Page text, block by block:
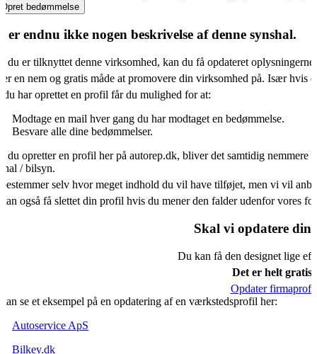
Opret bedømmelse
er endnu ikke nogen beskrivelse af denne synshal.
du er tilknyttet denne virksomhed, kan du få opdateret oplysningerne.
er en nem og gratis måde at promovere din virksomhed på. Især hvis
du har oprettet en profil får du mulighed for at:
Modtage en mail hver gang du har modtaget en bedømmelse.
Besvare alle dine bedømmelser.
du opretter en profil her på autorep.dk, bliver det samtidig nemmere
/ bilsyn.
selv hvor meget indhold du vil have tilføjet, men vi vil
også få slettet din profil hvis du mener den falder udenfor vores
Skal vi opdatere din
Du kan få den designet lige
Det er helt gratis.
Opdater firmaprofil
se et eksempel på en opdatering af en værkstedsprofil her:
Autoservice ApS
Bilkey.dk